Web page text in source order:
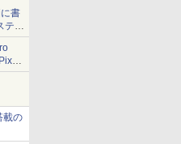
書
テ
載の